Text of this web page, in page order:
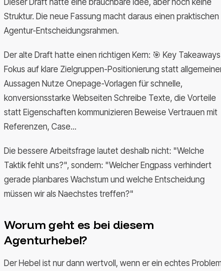
Struktur. Die neue Fassung macht daraus einen praktischen
Agentur-Entscheidungsrahmen.
Der alte Draft hatte einen richtigen Kern: 🎯 Key Takeaways
Fokus auf klare Zielgruppen-Positionierung statt
Aussagen Nutze Onepage-Vorlagen für schnelle,
konversionsstarke Webseiten Schreibe Texte, die Vorteile
statt Eigenschaften kommunizieren Beweise Vertrauen mit
Referenzen, Case...
Die bessere Arbeitsfrage lautet deshalb nicht: "Welche
Taktik fehlt uns?", sondern: "Welcher Engpass verhindert
gerade planbares Wachstum und welche Entscheidung
müssen wir als Naechstes treffen?"
Worum geht es bei diesem
Agenturhebel?
Der Hebel ist nur dann wertvoll, wenn er ein echtes